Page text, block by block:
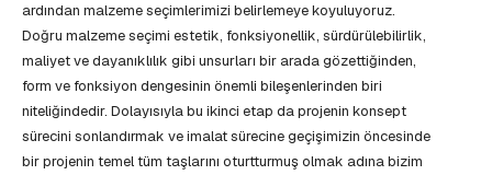
ardından malzeme seçimlerimizi belirlemeye koyuluyoruz.
Doğru malzeme seçimi estetik, fonksiyonellik, sürdürülebilirlik,
maliyet ve dayanıklılık gibi unsurları bir arada gözettiğinden,
form ve fonksiyon dengesinin önemli bileşenlerinden biri
niteliğindedir. Dolayısıyla bu ikinci etap da projenin konsept
sürecini sonlandırmak ve imalat sürecine geçişimizin öncesinde
bir projenin temel tüm taşlarını oturtturmuş olmak adına bizim